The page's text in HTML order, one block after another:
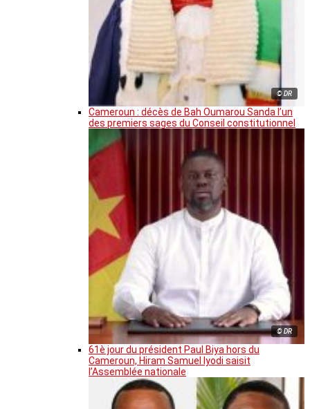
© DR
Cameroun : décès de Bah Oumarou Sanda l’un
des premiers sages du Conseil constitutionnel
© DR
61è jour du président Paul Biya hors du
Cameroun, Hiram Samuel Iyodi saisit
l’Assemblée nationale